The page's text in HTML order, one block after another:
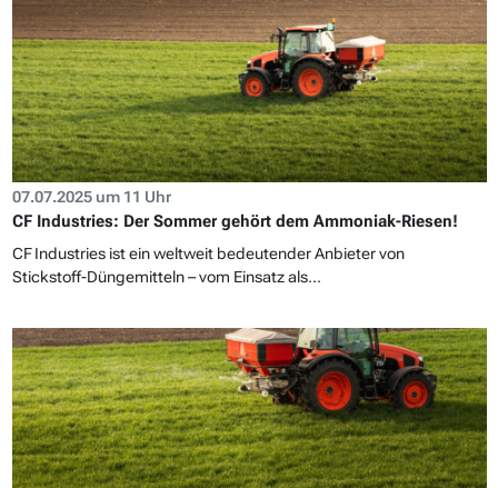
07.07.2025 um 11 Uhr
CF Industries: Der Sommer gehört dem Ammoniak-Riesen!
CF Industries ist ein weltweit bedeutender Anbieter von
Stickstoff-Düngemitteln – vom Einsatz als...